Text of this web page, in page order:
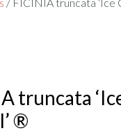
truncata
®